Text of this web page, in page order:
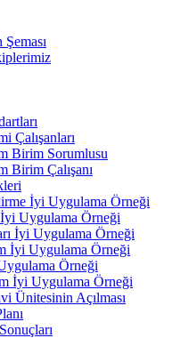
Çalışanları
Birim Sorumlusu
Birim Çalışanı
İyi Uygulama Örneği
Uygulama Örneği
İyi Uygulama Örneği
İyi Uygulama Örneği
Örneği
İyi Uygulama Örneği
Ünitesinin Açılması